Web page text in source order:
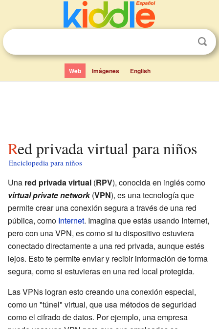
Web Imágenes English
Red privada virtual para niños
Enciclopedia para niños
Una red privada virtual (RPV), conocida en inglés como
virtual private network(VPN), es una tecnología que
permite crear una conexión segura a través de una red
pública, como Internet. Imagina que estás usando Internet,
pero con una VPN, es como si tu dispositivo estuviera
conectado directamente a una red privada, aunque estés
lejos. Esto te permite enviar y recibir información de forma
segura, como si estuvieras en una red local protegida.
Las VPNs logran esto creando una conexión especial,
como un "túnel" virtual, que usa métodos de seguridad
como el cifrado de datos. Por ejemplo, una empresa